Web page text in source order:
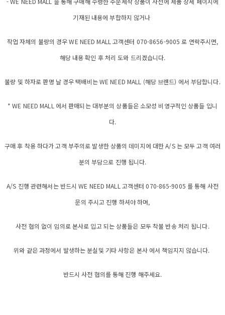
기재된 내용에 부합하지 않거나
작업 자체의 불량의 경우 WE NEED MALL 고객센터 070-8656-9005 로 연락주시면,
해당 내용 확인 후 처리 도와 드리겠습니다.
불량 및 하자로 판명 날 경우 택배비는 WE NEED MALL (해당 브랜드) 에서 부담합니다.
* WE NEED MALL 에서 판매되는 대부분의 상품들은 소모성 비영구적인 상품들 입니
다.
구매 후 착용 하다가 고객 부주의로 발생한 상품의 데미지에 대한 A/S 는 모두 고객 여러
분의 부담으로 진행 됩니다.
A/S 진행 관련해서는 반드시 WE NEED MALL 고객센터 070-865-9005 를 통해 사전
문의 주시고 진행 하셔야 하며,
사전 협의 없이 임의로 본사로 입고 되는 상품들은 모두 착불 반송 처리 됩니다.
위와 같은 과정에서 발생하는 분실및 기타 사항은 본사 에서 책임지지 않습니다.
반드시 사전 협의를 통해 진행 해주세요.